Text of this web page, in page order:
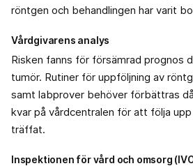
röntgen och behandlingen har varit
Vårdgivarens analys
Risken fanns för försämrad prognos
tumör. Rutiner för uppföljning av
samt labprover behöver förbättras
kvar på vårdcentralen för att följa
träffat.
Inspektionen för vård och omsorg